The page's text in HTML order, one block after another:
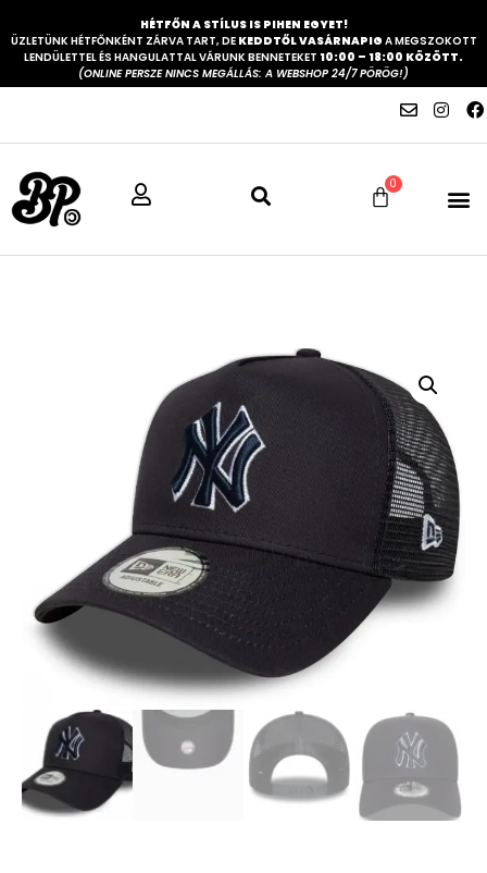
HÉTFŐN A STÍLUS IS PIHEN EGYET!
ÜZLETÜNK HÉTFŐNKÉNT ZÁRVA TART, DE KEDDTŐL VASÁRNAPIG A MEGSZOKOTT
LENDÜLETTEL ÉS HANGULATTAL VÁRUNK BENNETEKET 10:00 – 18:00 KÖZÖTT.
(ONLINE PERSZE NINCS MEGÁLLÁS: A WEBSHOP 24/7 PÖRÖG!)
0